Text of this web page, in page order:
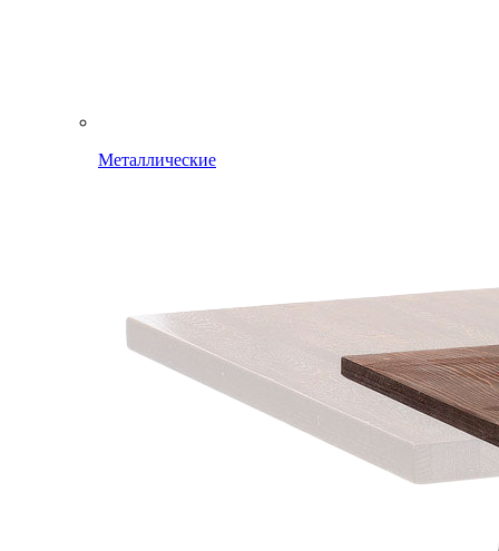
Металлические